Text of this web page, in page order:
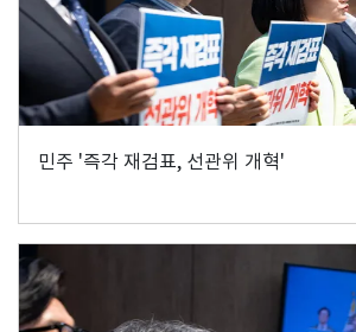
민주 '즉각 재검표, 선관위 개혁'